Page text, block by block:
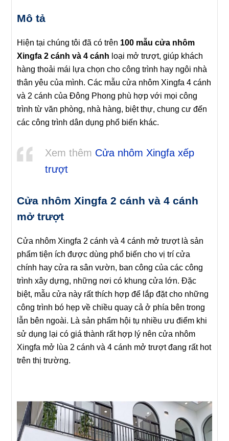
Mô tả
Hiện tại chúng tôi đã có trên 100 mẫu cửa nhôm
Xingfa 2 cánh và 4 cánh loại mở trượt, giúp khách
hàng thoải mái lựa chọn cho công trình hay ngôi nhà
thân yêu của mình. Các mẫu cửa nhôm Xingfa 4 cánh
và 2 cánh của Đông Phong phù hợp với mọi công
trình từ văn phòng, nhà hàng, biệt thự, chung cư đến
các công trình dân dụng phổ biến khác.
Xem thêm Cửa nhôm Xingfa xếp
trượt
Cửa nhôm Xingfa 2 cánh và 4 cánh
mở trượt
Cửa nhôm Xingfa 2 cánh và 4 cánh mở trượt là sản
phẩm tiện ích được dùng phổ biến cho vị trí cửa
chính hay cửa ra sân vườn, ban công của các công
trình xây dựng, những nơi có khung cửa lớn. Đặc
biệt, mẫu cửa này rất thích hợp để lắp đặt cho những
công trình bó hẹp về chiều quay cả ở phía bên trong
lẫn bên ngoài. Là sản phẩm hội tụ nhiều ưu điểm khi
sử dụng lại có giá thành rất hợp lý nên cửa nhôm
Xingfa mở lùa 2 cánh và 4 cánh mở trượt đang rất hot
trên thị trường.